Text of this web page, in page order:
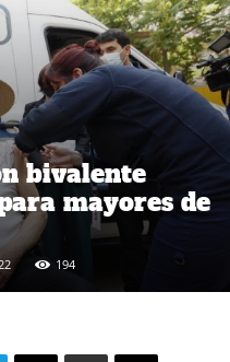
bivalente
mayores de
194